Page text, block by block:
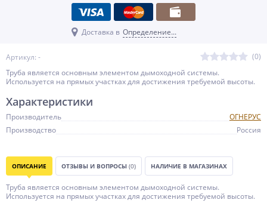
Артикул: -
(0)
Труба является основным элементом дымоходной системы.
Используется на прямых участках для достижения требуемой высоты.
Доставка в Определение...
Характеристики
Производитель
ОГНЕРУС
Производство
Россия
ОПИСАНИЕ ОТЗЫВЫ И ВОПРОСЫ (0) НАЛИЧИЕ В МАГАЗИНАХ
Труба является основным элементом дымоходной системы.
Используется на прямых участках для достижения требуемой высоты.